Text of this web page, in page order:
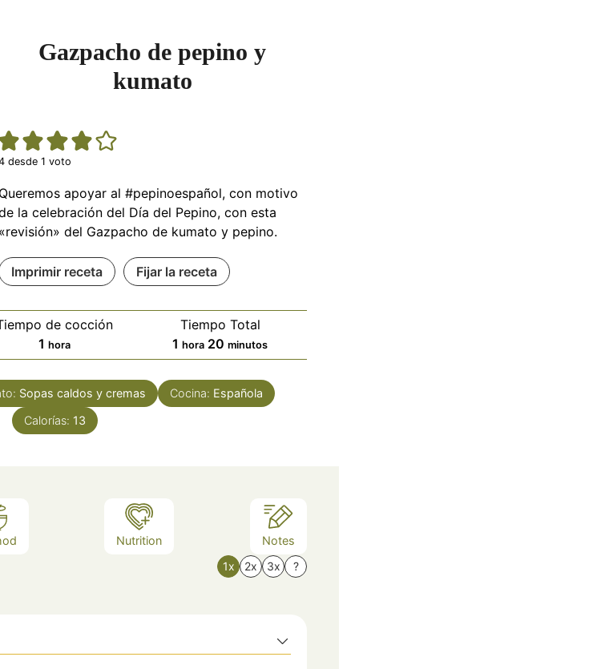
Gazpacho de pepino y
kumato
desde 1 voto
Queremos apoyar al #pepinoespañol, con motivo
la celebración del Día del Pepino, con esta
«revisión» del Gazpacho de kumato y pepino.
Imprimir receta Fijar la receta
de cocción
1 hora
hora
Tiempo Total
1 hora
hora 20 minutos
minutos
Sopas caldos y cremas Cocina: Española
Calorías: 13
Nutrition Notes
1x 2x 3x ?